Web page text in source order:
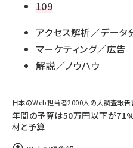
109
アクセス解析／データ
マーケティング／広告
解説／ノウハウ
日本のWeb担当者2000人の大調査報告
年間の予算は50万円以下が
材と予算